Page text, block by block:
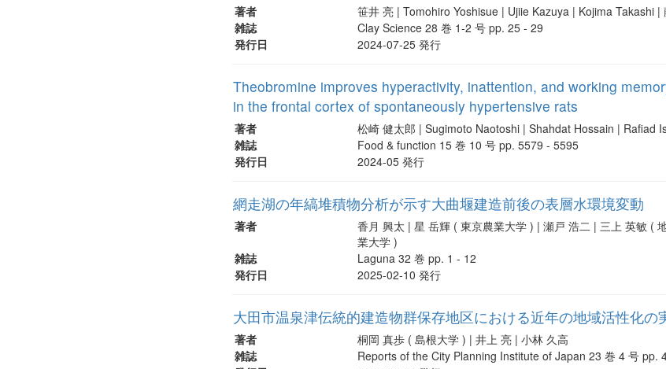
著者
笹井 亮 | Tomohiro Yoshisue | Ujiie Kazuya | Kojima Takashi |
雑誌
Clay Science 28 巻 1-2 号 pp. 25 - 29
発行日
2024-07-25 発行
Theobromine improves hyperactivity, inattention, and working
in the frontal cortex of spontaneously hypertensive rats
著者
松崎 健太郎 | Sugimoto Naotoshi | Shahdat Hossain | Rafiad
雑誌
Food & function 15 巻 10 号 pp. 5579 - 5595
発行日
2024-05 発行
網走湖の年縞堆積物分析が示す大曲堰建造前後の表層水環境変動
著者
香月 興太 | 星 岳輝 ( 東京農業大学 ) | 瀬戸 浩二 | 三上 英敏 (
業大学 )
雑誌
Laguna 32 巻 pp. 1 - 12
発行日
2025-02-10 発行
大田市温泉津伝統的建造物群保存地区における近年の地域活性化
著者
桐岡 真歩 ( 島根大学 ) | 井上 亮 | 小林 久高
雑誌
Reports of the City Planning Institute of Japan 23 巻 4 号 pp.